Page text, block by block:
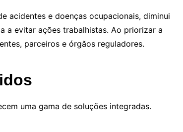
acidentes e doenças ocupacionais, diminui
a evitar ações trabalhistas. Ao priorizar a
parceiros e órgãos reguladores.
uma gama de soluções integradas.